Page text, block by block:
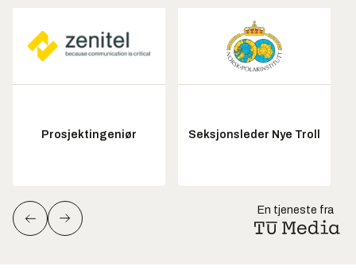
Prosjektingeniør Seksjonsleder Nye Troll
En tjeneste fra